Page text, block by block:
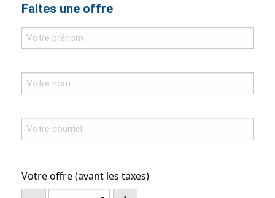
Faites une offre
Votre offre (avant les taxes)